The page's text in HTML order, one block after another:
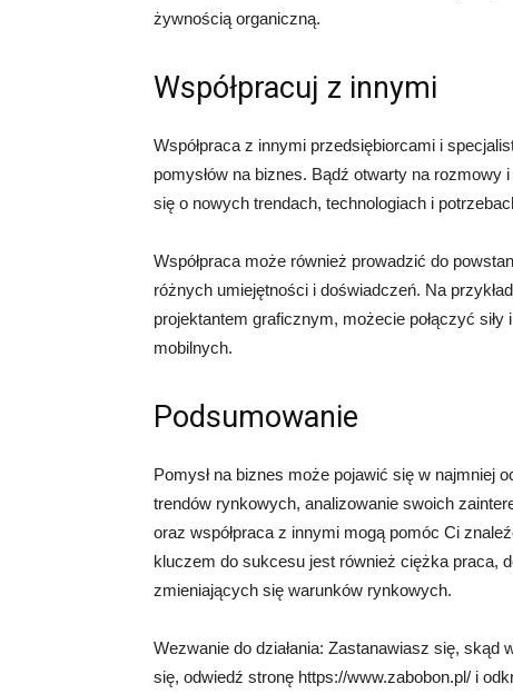
żywnością organiczną.
Współpracuj z innymi
Współpraca z innymi przedsiębiorcami i
pomysłów na biznes. Bądź otwarty na
się o nowych trendach, technologiach i
Współpraca może również prowadzić do
różnych umiejętności i doświadczeń. Na
projektantem graficznym, możecie połączyć
mobilnych.
Podsumowanie
Pomysł na biznes może pojawić się w najmniej
trendów rynkowych, analizowanie swoich
oraz współpraca z innymi mogą pomóc Ci
kluczem do sukcesu jest również ciężka praca,
zmieniających się warunków rynkowych.
Wezwanie do działania: Zastanawiasz się, skąd
się, odwiedź stronę https://www.zabobon.pl/ i